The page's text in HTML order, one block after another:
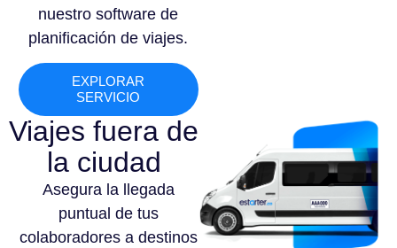
nuestro software de
planificación de viajes.
EXPLORAR
SERVICIO
Viajes fuera de
la ciudad
Asegura la llegada
puntual de tus
colaboradores a destinos